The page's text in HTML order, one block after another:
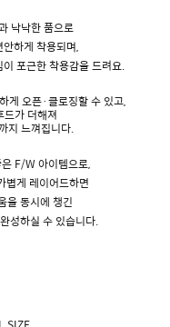
낙낙한 품으로
하게 착용되며,
포근한 착용감을 드려요.
게 오픈·클로징할 수 있고,
드가 더해져
지 느껴집니다.
F/W 아이템으로,
볍게 레이어드하면
을 동시에 챙긴
성하실 수 있습니다.